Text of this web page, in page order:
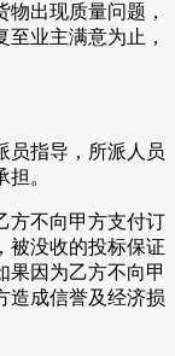
出现质量问题，
业主满意为止，
员指导，所派人员
。
方不向甲方支付订
被没收的投标保证
果因为乙方不向甲
造成信誉及经济损